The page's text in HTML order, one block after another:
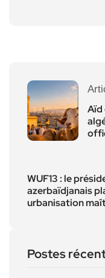
Aïd
WUF13 : le
azerbaïdjanais
urbanisation
Postes